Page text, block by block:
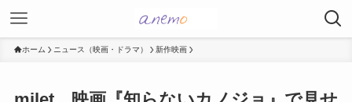
ホーム ニュース（映画・ドラマ） 新作映画